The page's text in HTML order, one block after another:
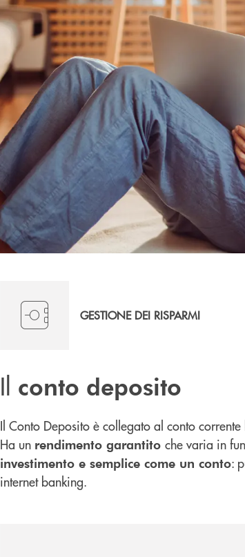
GESTIONE DEI RISPARMI
Il conto deposito
Il Conto Deposito è collegato al conto
Ha un rendimento garantito che varia in
investimento e semplice come un conto:
internet banking.